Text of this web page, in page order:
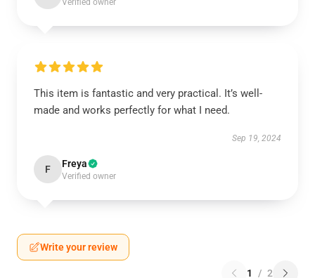
Verified owner
This item is fantastic and very practical. It’s well-
made and works perfectly for what I need.
Sep 19, 2024
F Freya
Verified owner
Write your review
1 / 2